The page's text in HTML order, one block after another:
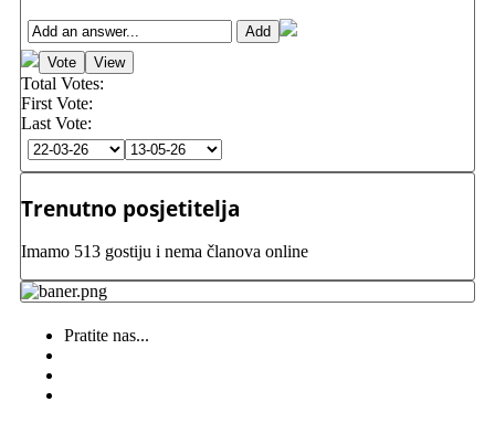
Total Votes:
First Vote:
Last Vote:
Trenutno posjetitelja
Imamo 513 gostiju i nema članova online
Pratite nas...